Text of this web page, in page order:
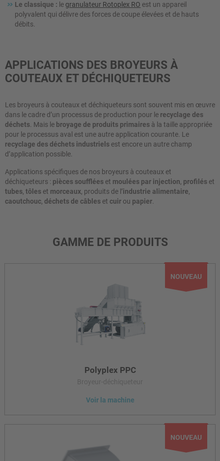
Le classique : le granulateur Rotoplex RO est un appareil
polyvalent qui délivre des forces de coupe élevées et de hauts
débits.
APPLICATIONS DES BROYEURS À
COUTEAUX ET DÉCHIQUETEURS
Les broyeurs à couteaux et déchiqueteurs sont souvent mis en œuvre
dans le cadre d’un processus de production pour le recyclage des
déchets. Mais le broyage de produits primaires à la taille appropriée
pour le processus aval est une autre application courante. Le
recyclage des déchets industriels est encore un autre champ
d’application possible.
Applications spécifiques de nos broyeurs à couteaux et
déchiqueteurs : pièces soufflées et moulées par injection, profilés et
tubes, tôles et morceaux, produits de l’industrie alimentaire,
caoutchouc, déchets de câbles et cuir ou papier.
GAMME DE PRODUITS
Polyplex PPC
Broyeur-déchiqueteur
Voir la machine
broyage disposé verticalement et un rotor de granulation.